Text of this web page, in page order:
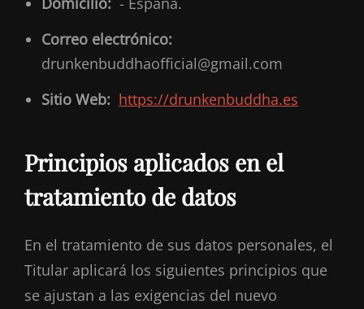
Correo electrónico:
drunkenbuddhaofficial@gmail.com
Sitio Web: https://drunkenbuddha.es
Principios aplicados en el
tratamiento de datos
En el tratamiento de sus datos personales, el
Titular aplicará los siguientes principios que
se ajustan a las exigencias del nuevo